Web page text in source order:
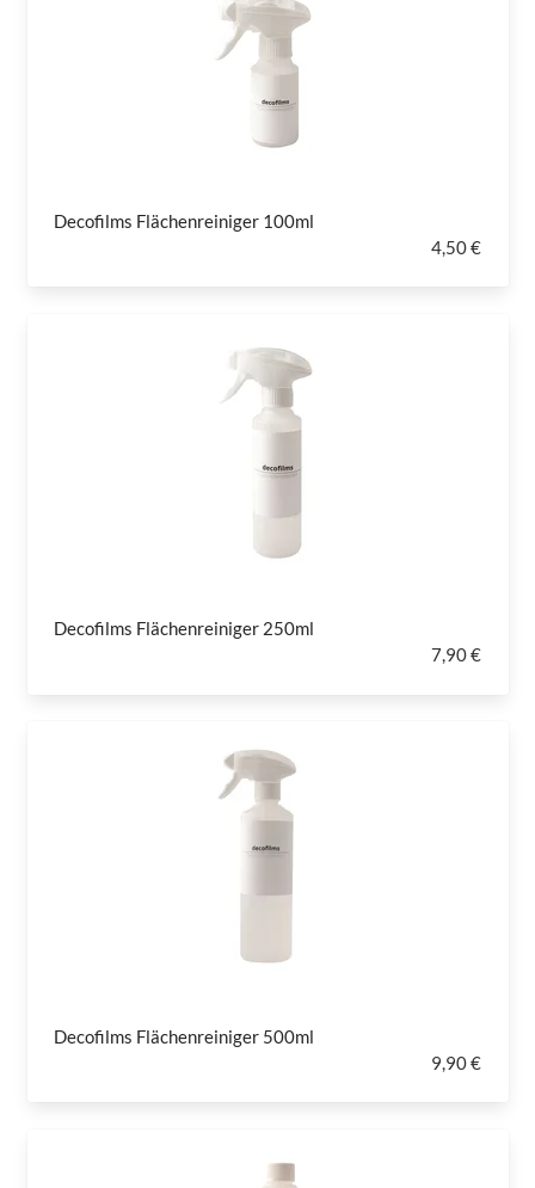
Decofilms Flächenreiniger 100ml
4,50 €
Decofilms Flächenreiniger 250ml
7,90 €
Decofilms Flächenreiniger 500ml
9,90 €